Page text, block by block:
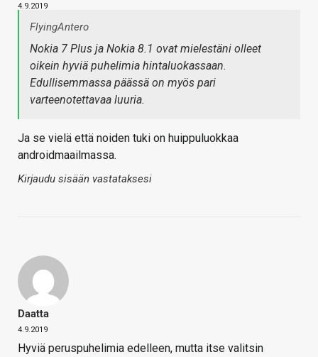
4.9.2019
FlyingAntero
Nokia 7 Plus ja Nokia 8.1 ovat mielestäni olleet
oikein hyviä puhelimia hintaluokassaan.
Edullisemmassa päässä on myös pari
varteenotettavaa luuria.
Ja se vielä että noiden tuki on huippuluokkaa
androidmaailmassa.
Kirjaudu sisään vastataksesi
Daatta
4.9.2019
Hyviä peruspuhelimia edelleen, mutta itse valitsin